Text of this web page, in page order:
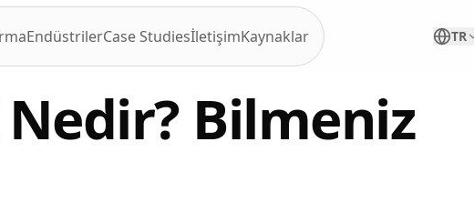
EndüstrilerCase StudiesİletişimKaynaklar TR
Bilmeniz